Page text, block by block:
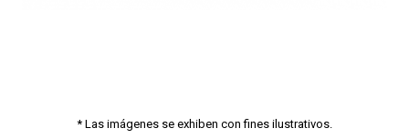
* Las imágenes se exhiben con fines ilustrativos.